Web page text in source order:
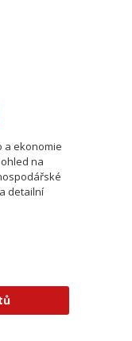
a ekonomie
na
detailní